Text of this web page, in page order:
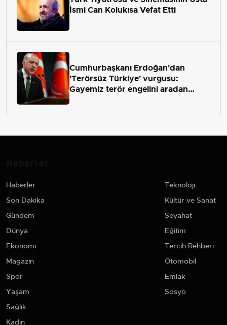
İsmi Can Kolukısa Vefat Etti
Cumhurbaşkanı Erdoğan'dan
'Terörsüz Türkiye' vurgusu:
Gayemiz terör engelini aradan
Haberler
Son Dakika
Gündem
Dünya
Ekonomi
Magazin
Spor
Yaşam
Sağlık
Kadın
Teknoloji
Kültür ve Sanat
Seyahat
Eğitim
Tercih Rehberi
Otomobil
Emlak
Sosyo